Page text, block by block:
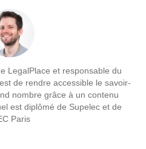
LegalPlace et responsable du
de rendre accessible le savoir-
nombre grâce à un contenu
est diplômé de Supelec et de
Paris